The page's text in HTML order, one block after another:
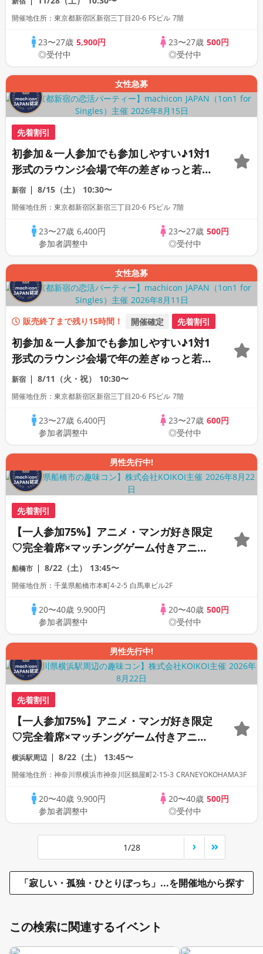
席専用会場》《全席半個室》《飲み放題付
開催地住所：東京都新宿区新宿三丁目20-6 FSビル 7階
23〜27歳5,900円
◎受付中
23〜27歳 500円
◎受付中
女性急募
先着割引
初参加＆一人参加でも参加しやすい♪1対1
形式のラウンジ会場で年の差ぎゅっと若め
の同世代恋活パーティー♪《上質な1対1相
席専用会場》《全席半個室》《飲み放題付
新宿 8/15（土） 10:30〜
開催地住所：東京都新宿区新宿三丁目20-6 FSビル 7階
23〜27歳 6,400円
参加者調整中
23〜27歳 500円
◎受付中
女性急募
販売終了まで残り15時間！ 開催確定 先着割引
初参加＆一人参加でも参加しやすい♪1対1
形式のラウンジ会場で年の差ぎゅっと若め
の同世代恋活パーティー♪《上質な1対1相
席専用会場》《全席半個室》《飲み放題付
新宿 8/11（火・祝） 10:30〜
開催地住所：東京都新宿区新宿三丁目20-6 FSビル 7階
23〜27歳 6,400円
参加者調整中
23〜27歳 600円
◎受付中
男性先行中!
先着割引
【一人参加75%】アニメ・マンガ好き限定
♡完全着席×マッチングゲーム付きアニメ
コン
船橋市 8/22（土） 13:45〜
開催地住所：千葉県船橋市本町4-2-5 白馬車ビル2F
20〜40歳 9,900円
参加者調整中
20〜40歳 500円
◎受付中
男性先行中!
先着割引
【一人参加75%】アニメ・マンガ好き限定
♡完全着席×マッチングゲーム付きアニメ
コン
横浜駅周辺 8/22（土） 13:45〜
開催地住所：神奈川県横浜市神奈川区鶴屋町2-15-3 CRANEYOKOHAMA3F
20〜40歳 9,900円
参加者調整中
20〜40歳 500円
◎受付中
1/28
「寂しい・孤独・ひとりぼっち」...を開催地から探す
この検索に関連するイベント